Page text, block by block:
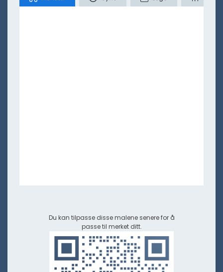
Du kan tilpasse disse malene senere for å
passe til merket ditt.